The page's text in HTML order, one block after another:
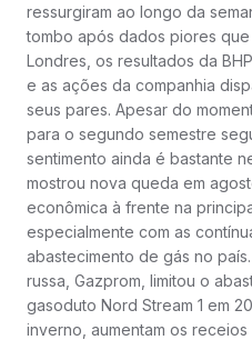
ressurgiram ao longo da
tombo após dados piores que
Londres, os resultados da
e as ações da companhia
seus pares. Apesar do
para o segundo semestre
sentimento ainda é bastante
mostrou nova queda em
econômica à frente na
especialmente com as
abastecimento de gás no
russa, Gazprom, limitou o
gasoduto Nord Stream 1 em
inverno, aumentam os